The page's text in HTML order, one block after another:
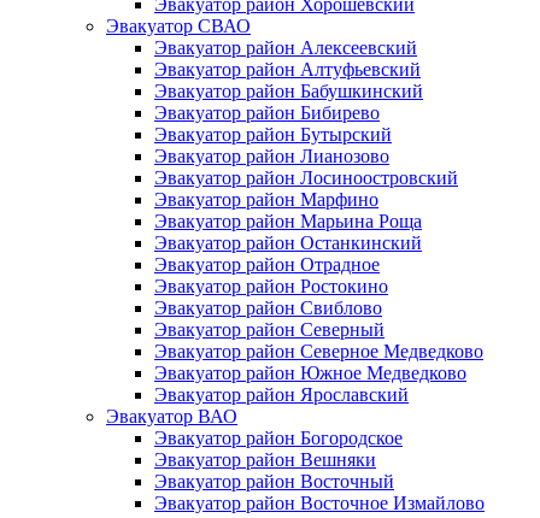
Эвакуатор СВАО
Эвакуатор район Алексеевский
Эвакуатор район Алтуфьевский
Эвакуатор район Бабушкинский
Эвакуатор район Бибирево
Эвакуатор район Бутырский
Эвакуатор район Лианозово
Эвакуатор район Лосиноостровский
Эвакуатор район Марфино
Эвакуатор район Марьина Роща
Эвакуатор район Останкинский
Эвакуатор район Отрадное
Эвакуатор район Ростокино
Эвакуатор район Свиблово
Эвакуатор район Северный
Эвакуатор район Северное Медведково
Эвакуатор район Южное Медведково
Эвакуатор район Ярославский
Эвакуатор ВАО
Эвакуатор район Богородское
Эвакуатор район Вешняки
Эвакуатор район Восточный
Эвакуатор район Восточное Измайлово